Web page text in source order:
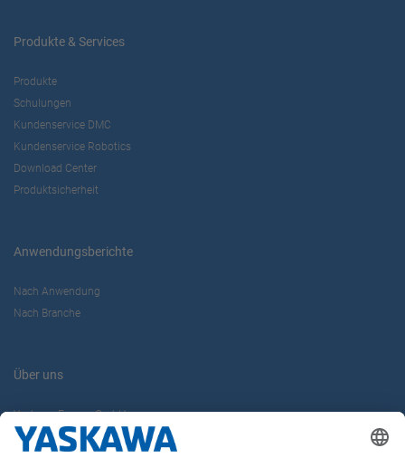
Produkte & Services
Produkte
Schulungen
Kundenservice DMC
Kundenservice Robotics
Download Center
Produktsicherheit
Anwendungsberichte
Nach Anwendung
Nach Branche
Über uns
Yaskawa Europe GmbH
Karriere